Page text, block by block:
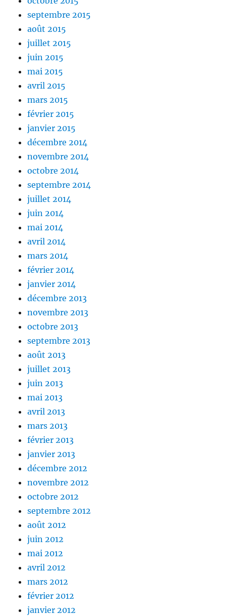
septembre 2015
août 2015
juillet 2015
juin 2015
mai 2015
avril 2015
mars 2015
février 2015
janvier 2015
décembre 2014
novembre 2014
octobre 2014
septembre 2014
juillet 2014
juin 2014
mai 2014
avril 2014
mars 2014
février 2014
janvier 2014
décembre 2013
novembre 2013
octobre 2013
septembre 2013
août 2013
juillet 2013
juin 2013
mai 2013
avril 2013
mars 2013
février 2013
janvier 2013
décembre 2012
novembre 2012
octobre 2012
septembre 2012
août 2012
juin 2012
mai 2012
avril 2012
mars 2012
février 2012
janvier 2012